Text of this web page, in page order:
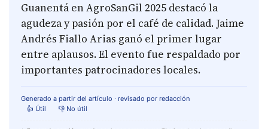
Guanentá en AgroSanGil 2025 destacó la
agudeza y pasión por el café de calidad. Jaime
Andrés Fiallo Arias ganó el primer lugar
entre aplausos. El evento fue respaldado por
importantes patrocinadores locales.
Generado a partir del artículo · revisado por redacción
👍 Útil
👎 No útil